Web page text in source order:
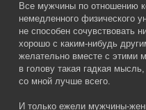
Все мужчины по отношению
немедленного физического
не способен
хорошо с каким-нибудь
желательно вместе с этими
в голову такая гадкая
со мной лучше всего.
И только ежели мужчины-